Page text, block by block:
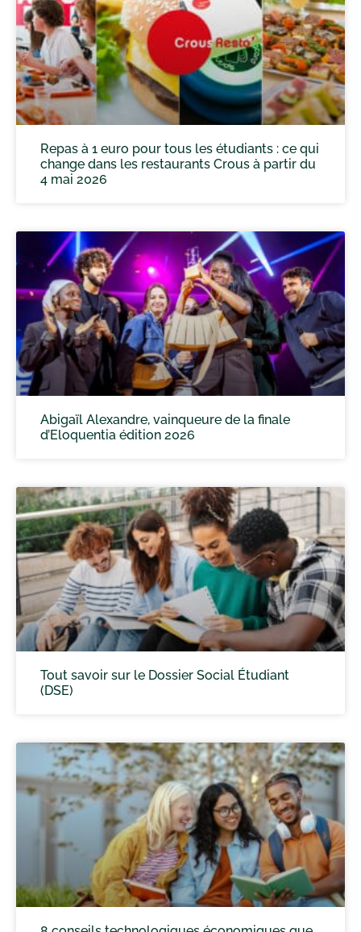
Repas à 1 euro pour tous les étudiants : ce qui
change dans les restaurants Crous à partir du
4 mai 2026
Abigaïl Alexandre, vainqueure de la finale
d’Eloquentia édition 2026
Tout savoir sur le Dossier Social Étudiant
(DSE)